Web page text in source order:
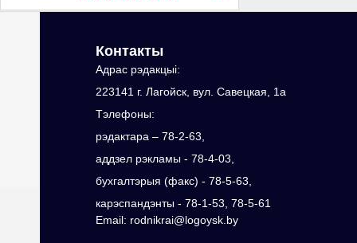
Контакты
Адрас рэдакцыi:
223141 г. Лагойск, вул. Савецкая, 1а
Тэлефоны:
рэдактара – 78-2-63,
аддзел рэкламы - 78-4-03,
бухгалтэрыя (факс) - 78-5-63,
карэспандэнты - 78-1-53, 78-5-61
Email: rodnikrai@logoysk.by